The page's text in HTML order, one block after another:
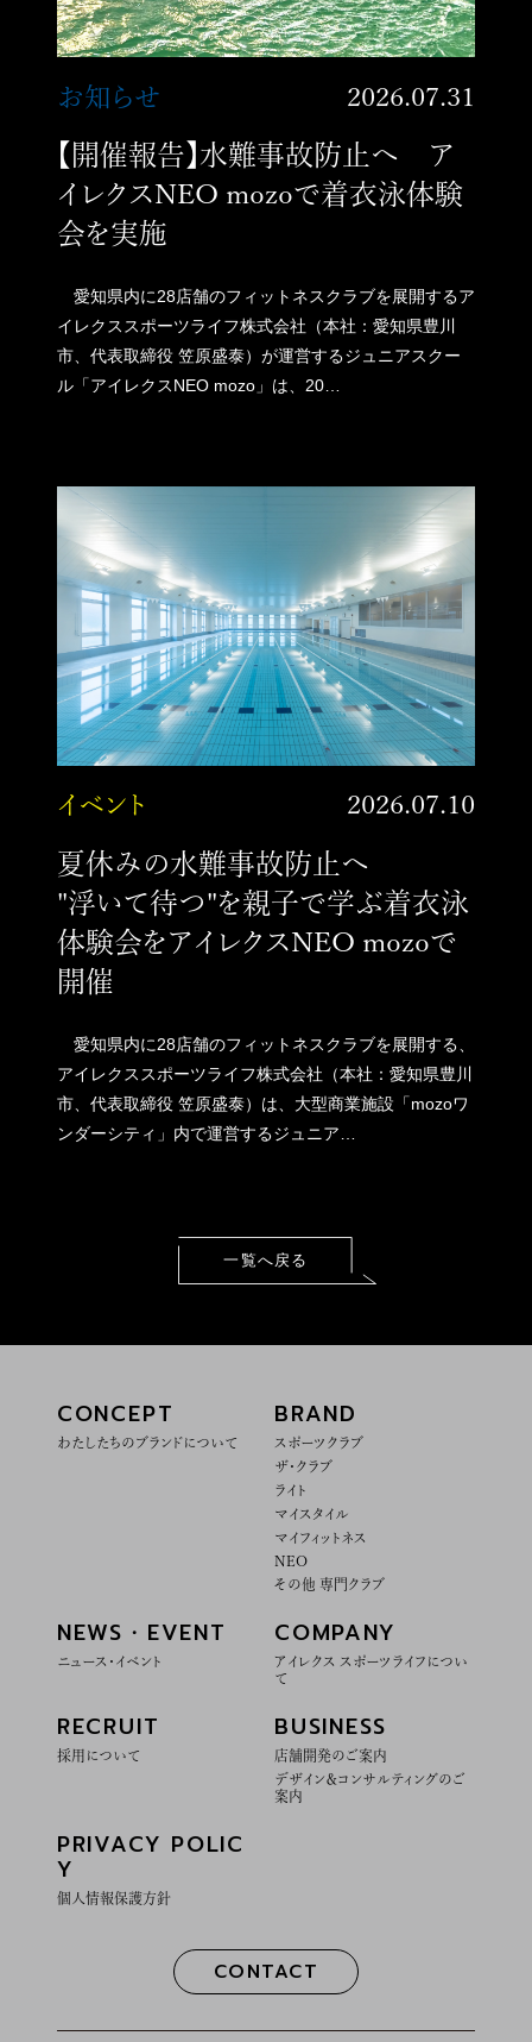
お知らせ 2026.07.31
【開催報告】水難事故防止へ ア
イレクスNEO mozoで着衣泳体験
会を実施
愛知県内に28店舗のフィットネスクラブを展開するア
イレクススポーツライフ株式会社（本社：愛知県豊川
市、代表取締役 笠原盛泰）が運営するジュニアスクー
ル「アイレクスNEO mozo」は、20…
イベント 2026.07.10
夏休みの水難事故防止へ
"浮いて待つ"を親子で学ぶ着衣泳
体験会をアイレクスNEO mozoで
開催
愛知県内に28店舗のフィットネスクラブを展開する、
アイレクススポーツライフ株式会社（本社：愛知県豊川
市、代表取締役 笠原盛泰）は、大型商業施設「mozoワ
ンダーシティ」内で運営するジュニア…
一覧へ戻る
CONCEPT
わたしたちのブランドについて
BRAND
スポーツクラブ
ザ・クラブ
ライト
マイスタイル
マイフィットネス
NEO
その他 専門クラブ
NEWS・EVENT
ニュース・イベント
COMPANY
アイレクス スポーツライフについ
て
RECRUIT
採用について
BUSINESS
店舗開発のご案内
デザイン＆コンサルティングのご
案内
PRIVACY POLIC
Y
個人情報保護方針
CONTACT